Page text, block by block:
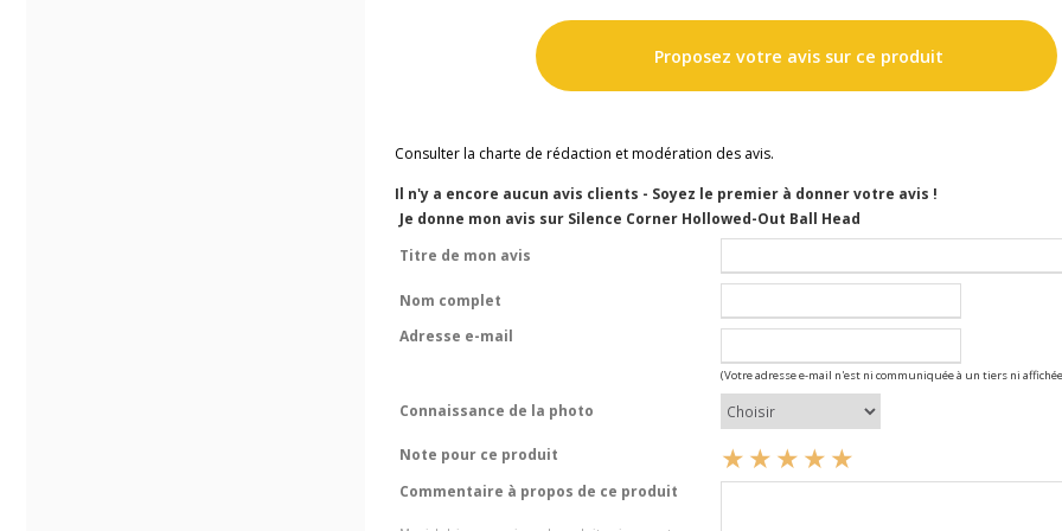
Proposez votre avis sur ce produit
Consulter la charte de rédaction et modération des avis.
Il n'y a encore aucun avis clients - Soyez le premier à donner votre avis !
Je donne mon avis sur Silence Corner Hollowed-Out Ball Head
Titre de mon avis
Nom complet
Adresse e-mail
(Votre adresse e-mail n'est ni communiquée à un tiers ni
Connaissance de la photo
Note pour ce produit
Commentaire à propos de ce produit